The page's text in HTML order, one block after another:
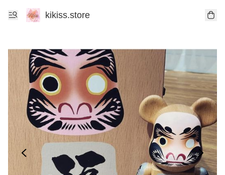
kikiss.store